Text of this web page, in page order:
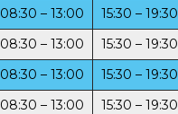
08:30 – 13:00
15:30 – 19:30
08:30 – 13:00
15:30 – 19:30
08:30 – 13:00
15:30 – 19:30
08:30 – 13:00
15:30 – 19:30